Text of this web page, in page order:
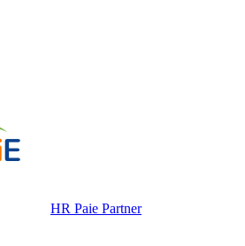
HR Paie Partner